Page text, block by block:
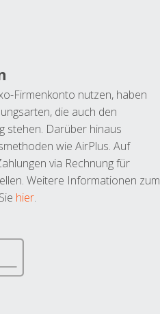
Firmenkonto nutzen, haben
die auch den
stehen. Darüber hinaus
wie AirPlus. Auf
via Rechnung für
Weitere Informationen zum
hier.